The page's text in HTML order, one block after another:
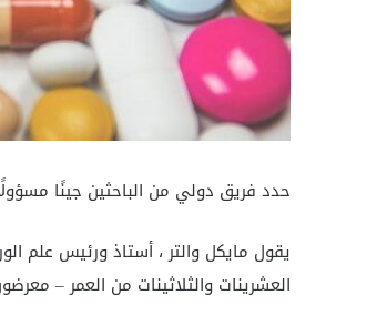
حدد فريق دولي من الباحثين جينًا
يقول مايكل والتر ، أستاذ ورئيس علم
العشرينات والثلاثينات من العمر –